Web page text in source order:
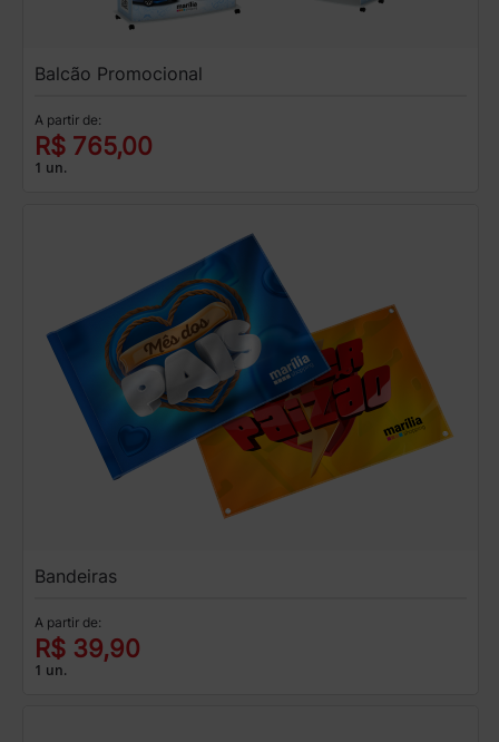
Balcão Promocional
A partir de:
R$ 765,00
1 un.
Bandeiras
A partir de:
R$ 39,90
1 un.